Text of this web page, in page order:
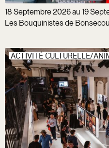
18 Septembre 2026 au 19
Les Bouquinistes de
ACTIVITÉ CULTURELLE/